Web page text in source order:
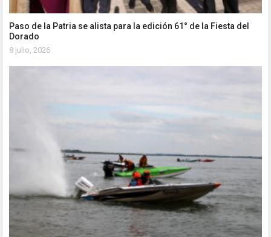
Paso de la Patria se alista para la edición 61° de la Fiesta del
Dorado
8 julio, 2026